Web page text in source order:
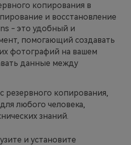
копирования в
и восстановление
- это удобный и
помогающий создавать
фотографий на вашем
данные между
резервного копирования,
любого человека,
знаний.
и установите